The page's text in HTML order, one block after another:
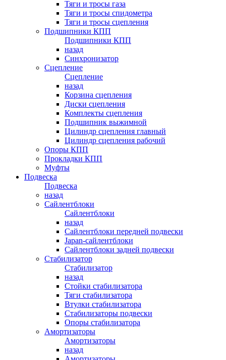
Тяги и тросы газа
Тяги и тросы спидометра
Тяги и тросы сцепления
Подшипники КПП
Подшипники КПП
назад
Синхронизатор
Сцепление
Сцепление
назад
Корзина сцепления
Диски сцепления
Комплекты сцепления
Подшипник выжимной
Цилиндр сцепления главный
Цилиндр сцепления рабочий
Опоры КПП
Прокладки КПП
Муфты
Подвеска
Подвеска
назад
Сайлентблоки
Сайлентблоки
назад
Сайлентблоки передней подвески
Japan-сайлентблоки
Сайлентблоки задней подвески
Стабилизатор
Стабилизатор
назад
Стойки стабилизатора
Тяги стабилизатора
Втулки стабилизатора
Стабилизаторы подвески
Опоры стабилизатора
Амортизаторы
Амортизаторы
назад